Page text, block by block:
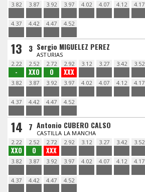
3.82 3.87 3.92 3.97 4.02 4.07 4.12 4.17
4.37 4.42 4.47 4.52
13 3 Sergio MIGUELEZ PEREZ
ASTURIAS
2.22
-
2.52
XXO
2.72
O
2.92
XXX
3.12 3.27 3.42 3.52
3.82 3.87 3.92 3.97 4.02 4.07 4.12 4.17
4.37 4.42 4.47 4.52
14 7 Antonio CUBERO CALSO
CASTILLA LA MANCHA
2.22
XXO
2.52
O
2.72
XXX
2.92 3.12 3.27 3.42 3.52
3.82 3.87 3.92 3.97 4.02 4.07 4.12 4.17
4.37 4.42 4.47 4.52